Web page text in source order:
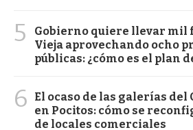
5
Gobierno quiere llevar mil
Vieja aprovechando ocho
públicas: ¿cómo es el plan
6
El ocaso de las galerías del
en Pocitos: cómo se
de locales comerciales